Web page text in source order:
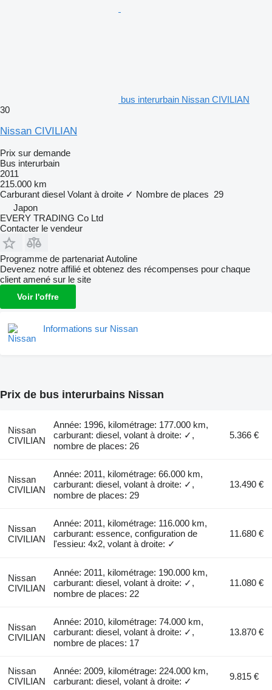
bus interurbain Nissan CIVILIAN
30
Nissan CIVILIAN
Prix sur demande
Bus interurbain
2011
215.000 km
Carburant diesel Volant à droite ✓ Nombre de places 29
Japon
EVERY TRADING Co Ltd
Contacter le vendeur
Programme de partenariat Autoline
Devenez notre affilié et obtenez des récompenses pour chaque
client amené sur le site
Voir l'offre
Informations sur Nissan
Prix de bus interurbains Nissan
Nissan
CIVILIAN
Année: 1996, kilométrage: 177.000 km,
carburant: diesel, volant à droite: ✓,
nombre de places: 26
5.366 €
Nissan
CIVILIAN
Année: 2011, kilométrage: 66.000 km,
carburant: diesel, volant à droite: ✓,
nombre de places: 29
13.490 €
Nissan
CIVILIAN
Année: 2011, kilométrage: 116.000 km,
carburant: essence, configuration de
l'essieu: 4x2, volant à droite: ✓
11.680 €
Nissan
CIVILIAN
Année: 2011, kilométrage: 190.000 km,
carburant: diesel, volant à droite: ✓,
nombre de places: 22
11.080 €
Nissan
CIVILIAN
Année: 2010, kilométrage: 74.000 km,
carburant: diesel, volant à droite: ✓,
nombre de places: 17
13.870 €
Nissan
CIVILIAN
Année: 2009, kilométrage: 224.000 km,
carburant: diesel, volant à droite: ✓
9.815 €